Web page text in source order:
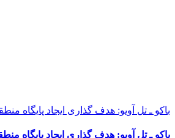
باکو ـ تل آویو: هدف گذاری ایجاد پایگاه
باکو ـ تل آویو: هدف گذاری ایجاد پایگاه